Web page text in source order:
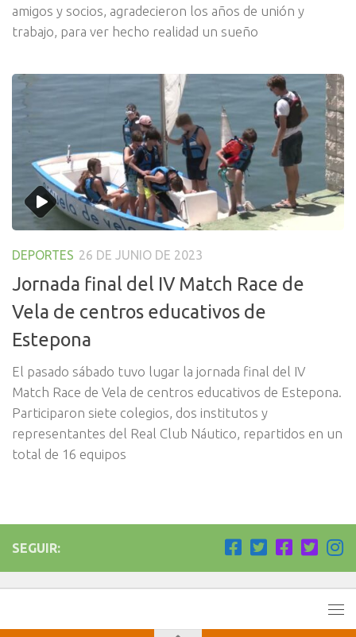
amigos y socios, agradecieron los años de unión y
trabajo, para ver hecho realidad un sueño
DEPORTES 26 DE JUNIO DE 2023
Jornada final del IV Match Race de
Vela de centros educativos de
Estepona
El pasado sábado tuvo lugar la jornada final del IV
Match Race de Vela de centros educativos de Estepona.
Participaron siete colegios, dos institutos y
representantes del Real Club Náutico, repartidos en un
total de 16 equipos
SEGUIR: